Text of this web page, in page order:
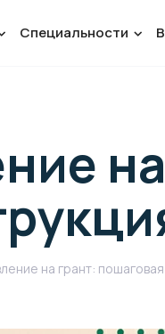
Специальности
на грант: